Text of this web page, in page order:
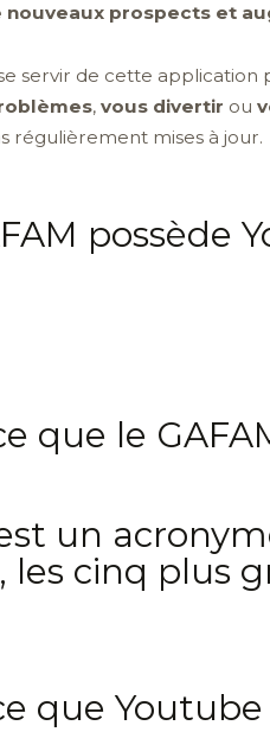
nouveaux prospects et
servir de cette application
, vous divertir ou
régulièrement mises à jour.
possède
que le
un
les cinq plus
que Youtube